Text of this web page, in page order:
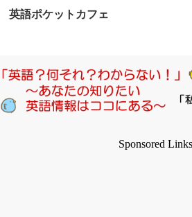
英語ポケットカフェ
Sponsored Links